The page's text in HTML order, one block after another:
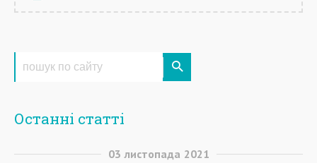
Останні статті
03 листопада 2021